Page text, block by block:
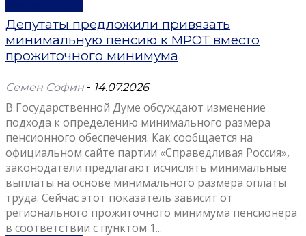
Депутаты предложили привязать
минимальную пенсию к МРОТ вместо
прожиточного минимума
Семен Софин - 14.07.2026
В Государственной Думе обсуждают изменение
подхода к определению минимального размера
пенсионного обеспечения. Как сообщается на
официальном сайте партии «Справедливая Россия»,
законодатели предлагают исчислять минимальные
выплаты на основе минимального размера оплаты
труда. Сейчас этот показатель зависит от
регионального прожиточного минимума пенсионера
в соответствии с пунктом 1...